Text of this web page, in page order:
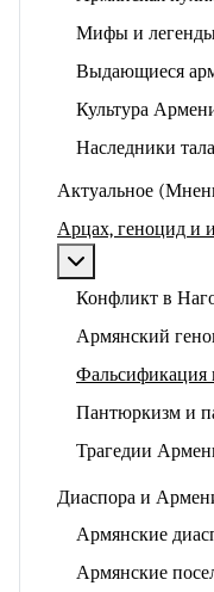
Мифы и
Выдающиеся
Культура
Наследники
Актуальное
Арцах, геноцид и
Конфликт в
Армянский
Фальсификация
Пантюркизм и
Трагедии
Диаспора и
Армянские
Армянские